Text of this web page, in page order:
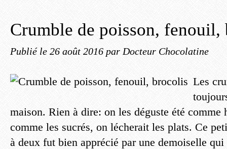
Crumble de poisson, fenouil,
Publié le 26 août 2016 par Docteur Chocolatine
Les
maison. Rien à dire: on les déguste été
comme les sucrés, on lécherait les plats. Ce
à deux fut bien apprécié par une demoiselle